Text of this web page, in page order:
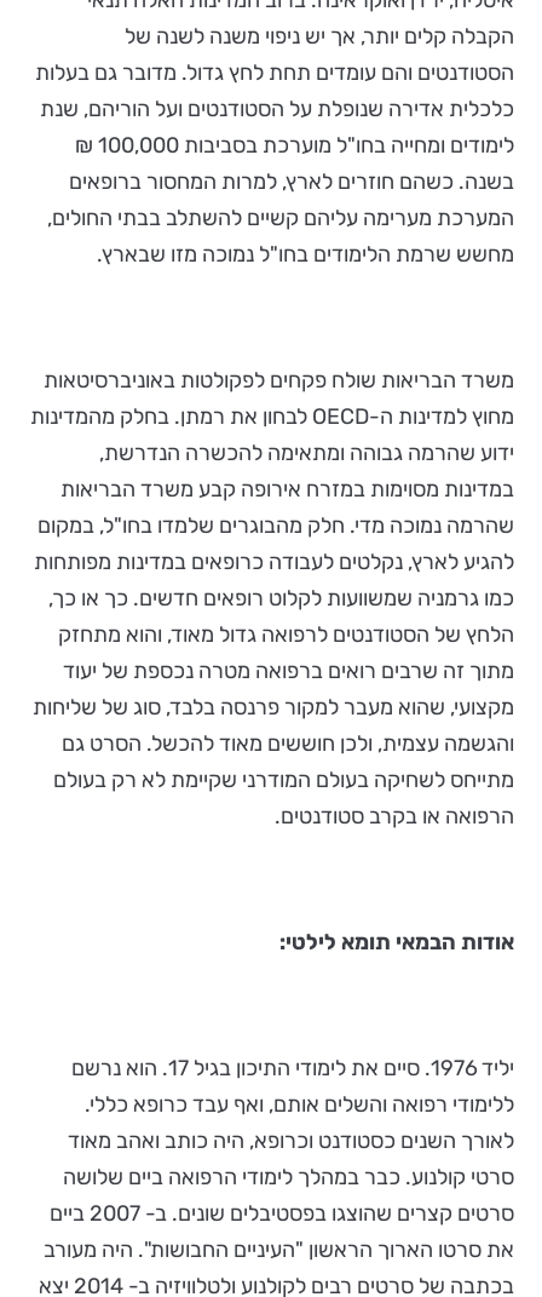
הקבלה קלים יותר, אך יש ניפוי משנה לשנה של
הסטודנטים והם עומדים תחת לחץ גדול. מדובר גם בעלות
כלכלית אדירה שנופלת על הסטודנטים ועל הוריהם, שנת
לימודים ומחייה בחו"ל מוערכת בסביבות 100,000 ₪
בשנה. כשהם חוזרים לארץ, למרות המחסור ברופאים
המערכת מערימה עליהם קשיים להשתלב בבתי החולים,
מחשש שרמת הלימודים בחו"ל נמוכה מזו שבארץ.
משרד הבריאות שולח פקחים לפקולטות באוניברסיטאות
מחוץ למדינות ה-OECD לבחון את רמתן. בחלק מהמדינות
ידוע שהרמה גבוהה ומתאימה להכשרה הנדרשת,
במדינות מסוימות במזרח אירופה קבע משרד הבריאות
שהרמה נמוכה מדי. חלק מהבוגרים שלמדו בחו"ל, במקום
להגיע לארץ, נקלטים לעבודה כרופאים במדינות מפותחות
כמו גרמניה שמשוועות לקלוט רופאים חדשים. כך או כך,
הלחץ של הסטודנטים לרפואה גדול מאוד, והוא מתחזק
מתוך זה שרבים רואים ברפואה מטרה נכספת של יעוד
מקצועי, שהוא מעבר למקור פרנסה בלבד, סוג של שליחות
והגשמה עצמית, ולכן חוששים מאוד להכשל. הסרט גם
מתייחס לשחיקה בעולם המודרני שקיימת לא רק בעולם
הרפואה או בקרב סטודנטים.
אודות הבמאי תומא לילטי:
יליד 1976. סיים את לימודי התיכון בגיל 17. הוא נרשם
ללימודי רפואה והשלים אותם, ואף עבד כרופא כללי.
לאורך השנים כסטודנט וכרופא, היה כותב ואהב מאוד
סרטי קולנוע. כבר במהלך לימודי הרפואה ביים שלושה
סרטים קצרים שהוצגו בפסטיבלים שונים. ב- 2007 ביים
את סרטו הארוך הראשון "העיניים החבושות". היה מעורב
בכתבה של סרטים רבים לקולנוע ולטלוויזיה ב- 2014 יצא